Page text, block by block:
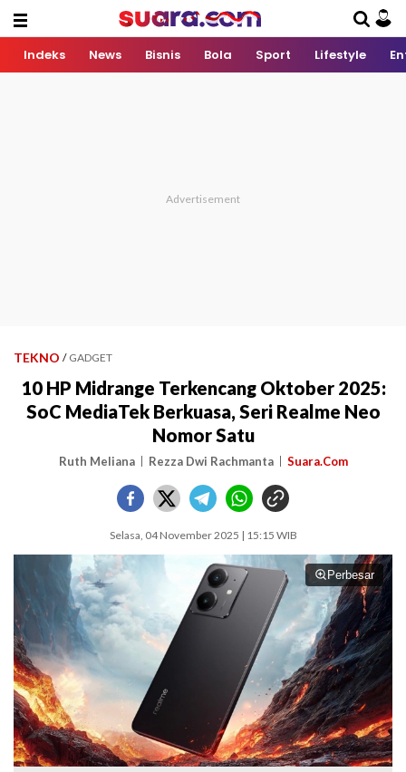
Indeks News Bisnis Bola Sport Lifestyle
TEKNO / GADGET
10 HP Midrange Terkencang Oktober 2025:
SoC MediaTek Berkuasa, Seri Realme Neo
Nomor Satu
Ruth Meliana Rezza Dwi Rachmanta Suara.Com
Selasa, 04 November 2025 | 15:15 WIB
Perbesar